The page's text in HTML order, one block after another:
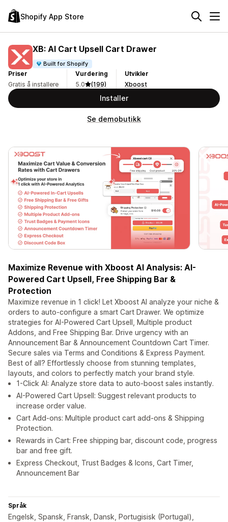
Shopify App Store
XB: AI Cart Upsell Cart Drawer
Built for Shopify
Priser
Gratis å installere
Vurdering
5.0
(199)
Utvikler
Xboost
Installer
Se demobutikk
Maximize Revenue with Xboost AI Analysis: AI-
Powered Cart Upsell, Free Shipping Bar &
Protection
Maximize revenue in 1 click! Let Xboost AI analyze your niche &
orders to auto-configure a smart Cart Drawer. We optimize
strategies for AI-Powered Cart Upsell, Multiple product
Addons, and Free Shipping Bar. Drive urgency with an
Announcement Bar & Announcement Countdown Cart Timer.
Secure sales via Terms and Conditions & Express Payment.
Best of all? Effortlessly choose from stunning templates,
layouts, and colors to perfectly match your brand style.
1-Click AI: Analyze store data to auto-boost sales instantly.
AI-Powered Cart Upsell: Suggest relevant products to
increase order value.
Cart Add-ons: Multiple product cart add-ons & Shipping
Protection.
Rewards in Cart: Free shipping bar, discount code, progress
bar and free gift.
Express Checkout, Trust Badges & Icons, Cart Timer,
Announcement Bar
Språk
Engelsk, Spansk, Fransk, Dansk, Portugisisk (Portugal),